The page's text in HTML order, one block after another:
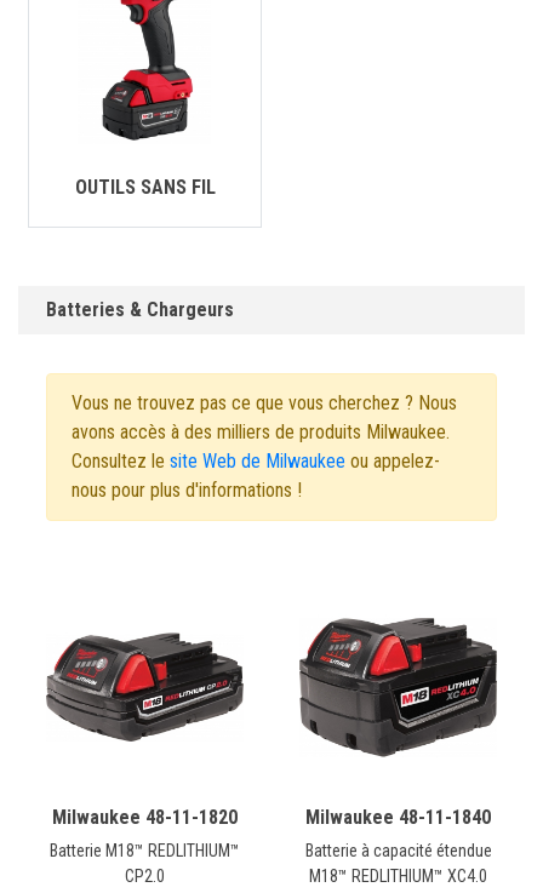
OUTILS SANS FIL
Batteries & Chargeurs
Vous ne trouvez pas ce que vous cherchez ? Nous
avons accès à des milliers de produits Milwaukee.
Consultez le site Web de Milwaukee ou appelez-
nous pour plus d'informations !
Milwaukee 48-11-1820
Batterie M18™ REDLITHIUM™
CP2.0
Milwaukee 48-11-1840
Batterie à capacité étendue
M18™ REDLITHIUM™ XC4.0